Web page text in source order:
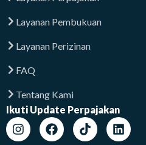
Layanan Pembukuan
Layanan Perizinan
FAQ
Tentang Kami
Ikuti Update Perpajakan